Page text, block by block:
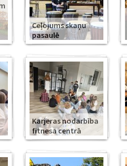
Ceļojums skaņu
pasaulē
Karjeras nodarbība
fitnesa centrā